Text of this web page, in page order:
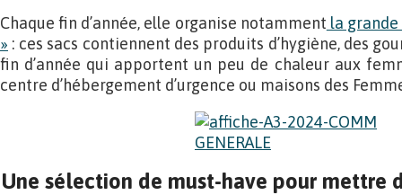
Chaque fin d’année, elle organise notamment la grande
» : ces sacs contiennent des produits d’hygiène, des
fin d’année qui apportent un peu de chaleur aux
centre d’hébergement d’urgence ou maisons des
Une sélection de must-have pour mettre